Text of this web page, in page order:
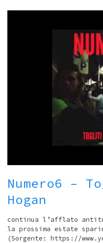
Numero6 –
Hogan
continua l’afflato
la prossima estate
(Sorgente: https://